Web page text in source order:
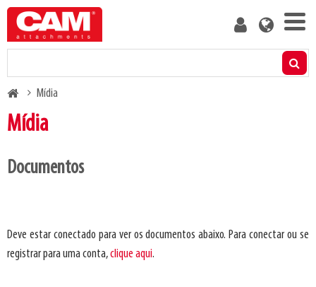
Skip
main
User
Blog
Breadcrumb
Mídia
Mídia
Documentos
Folhetos de produtos
Deve estar conectado para ver os documentos abaixo. Para conectar ou se
registrar para uma conta,clique aqui.